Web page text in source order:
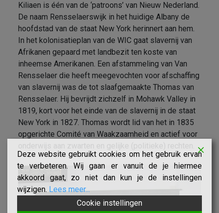
Kiliaen is één van de ‘patroons’ van Nieuw Nederland.
De naam Rensselaerswijk in het huidige Albany de
hoofdstad van de staat New York herinnert aan hem.
In het kolonisatieplan van de WIC gaat slavernij van
Afrikanen gepaard met landbezit ten koste van
inheemse Amerikanen. Een afstammeling van Van
Rensselaer die heeft meegevochten voor afschaffing
van slavernij was de tot slaafgemaakte Thomas van
Rensselaer. Hij bevrijdt zichzelf in Mohawk Valley in
1819, kort voor het einde van de slavernij in de staat
New York in 1827. Thomas wordt lid van het in 1835
opgerichte Comité van Waakzaamheid en actief voor
Deze website gebruikt cookies om het gebruik ervan
te verbeteren. Wij gaan er vanuit de je hiermee
akkoord gaat, zo niet dan kun je de instellingen
wijzigen. Lees meer...
Cookie instellingen